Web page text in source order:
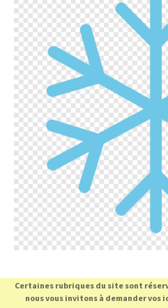
Certaines rubriques du site sont
nous vous invitons à demander